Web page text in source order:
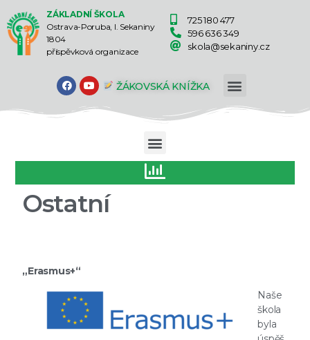
ZÁKLADNÍ ŠKOLA
Ostrava-Poruba, I. Sekaniny
1804
příspěvková organizace
725 180 477
596 636 349
skola@sekaniny.cz
ŽÁKOVSKÁ KNÍŽKA
Ostatní
„Erasmus+“
Naše
škola
byla